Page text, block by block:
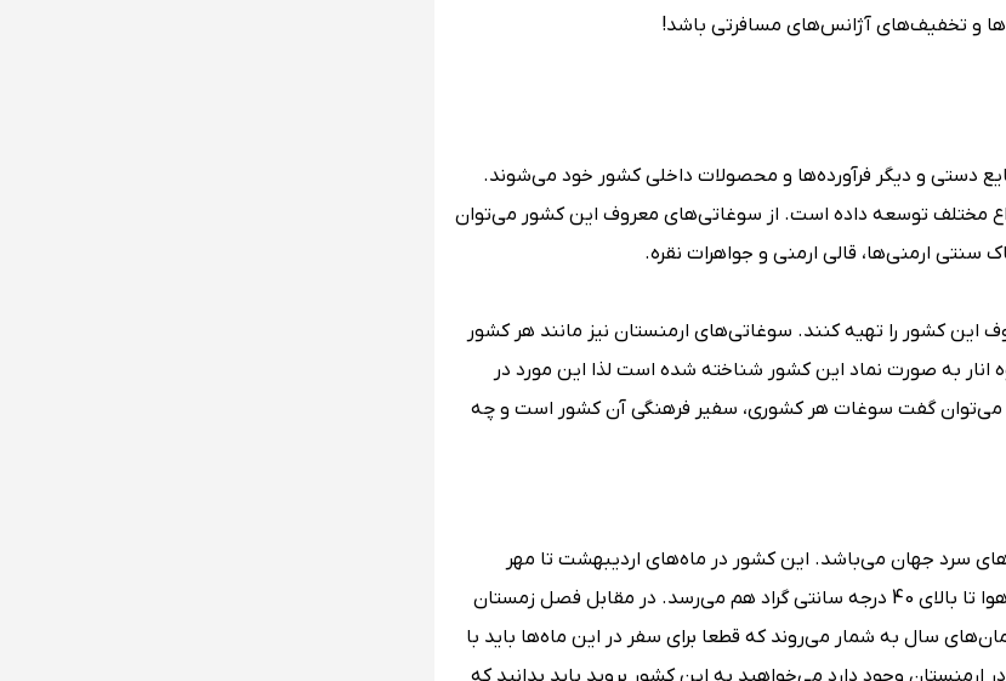
و تخفیف‌های آژانس‌های مسافرتی باشد!
دستی و دیگر فرآورده‌ها و محصولات داخلی کشور خود می‌شوند.
مختلف توسعه داده است. از سوغاتی‌های معروف این کشور می‌توان
سنتی ارمنی‌ها، قالی ارمنی و جواهرات نقره.
این کشور را تهیه کنند. سوغاتی‌های ارمنستان نیز مانند هر کشور
انار به صورت نماد این کشور شناخته شده است لذا این مورد در
گفت سوغات هر کشوری، سفیر فرهنگی آن کشور است و چه
سرد جهان می‌باشد. این کشور در ماه‌های اردیبهشت تا مهر
گرم‌ترین ماه‌های سال را تجربه می‌کند، در دو ماه تیر و مرداد گاهی دمای هوا تا بالای 40 درجه‌ سانتی ‌گراد هم می‌رسد. در مقابل فصل زمستان
سال به شمار می‌روند که قطعا برای سفر در این ماه‌ها باید با
وجود دارد می‌خواهید به این کشور بروید باید بدانید که